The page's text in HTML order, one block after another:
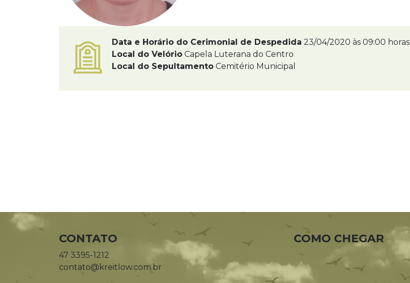
Data e Horário do Cerimonial de Despedida 23/04/2020 às 09:00 horas
Local do Velório Capela Luterana do Centro
Local do Sepultamento Cemitério Municipal
CONTATO
47 3395-1212
contato@kreitlow.com.br
COMO CHEGAR